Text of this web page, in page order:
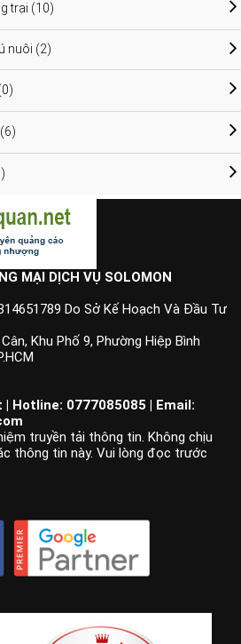
trại (10)
nuôi (2)
MẠI DỊCH VỤ SOLOMON
Do Sở Kế Hoạch Và Đầu Tư
Khu Phố 9, Phường Hiệp Bình
Hotline: 0777085085 | Email:
truyền tải thông tin. Không chịu
thông tin này. Vui lòng đọc trước